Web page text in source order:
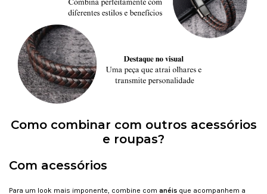
Como combinar com outros acessórios
e roupas?
Com acessórios
Para um look mais imponente, combine com anéis que acompanhem a